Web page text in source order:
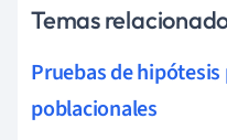
Temas
Pruebas de
poblacionales